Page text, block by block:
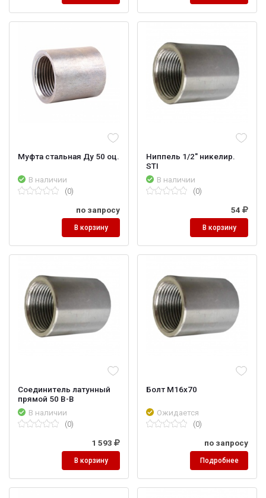
Муфта стальная Ду 50 оц.
В наличии
(0)
по запросу
В корзину
Ниппель 1/2" никелир.
STI
В наличии
(0)
54
В корзину
Соединитель латунный
прямой 50 В-В
В наличии
(0)
1 593
В корзину
Болт М16х70
Ожидается
(0)
по запросу
Подробнее